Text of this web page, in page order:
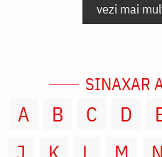
vezi mai
SINAXAR
A B C D